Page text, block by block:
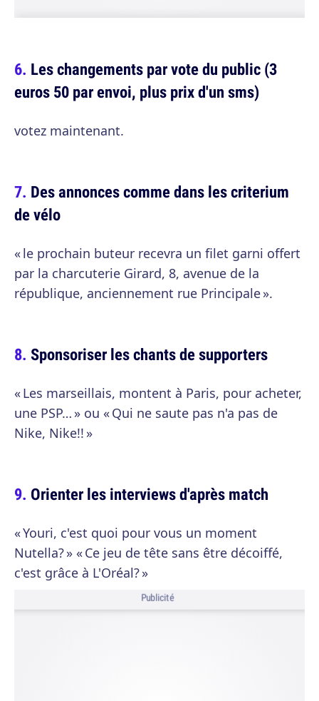
Les changements par vote du public (3
euros 50 par envoi, plus prix d'un sms)
votez maintenant.
Des annonces comme dans les criterium
de vélo
« le prochain buteur recevra un filet garni offert
par la charcuterie Girard, 8, avenue de la
république, anciennement rue Principale ».
Sponsoriser les chants de supporters
« Les marseillais, montent à Paris, pour acheter,
une PSP… » ou « Qui ne saute pas n'a pas de
Nike, Nike!! »
Orienter les interviews d'après match
« Youri, c'est quoi pour vous un moment
Nutella? » « Ce jeu de tête sans être décoiffé,
c'est grâce à L'Oréal? »
Publicité